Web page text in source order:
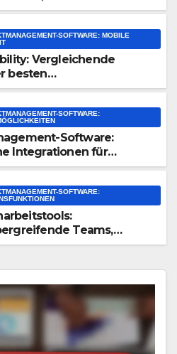
und Effizienz
SOFTWARE: MOBILE
Vergleichende
besten
Tools
SOFTWARE:
Software:
Integrationen für
SOFTWARE:
Teams,
und Workflow-